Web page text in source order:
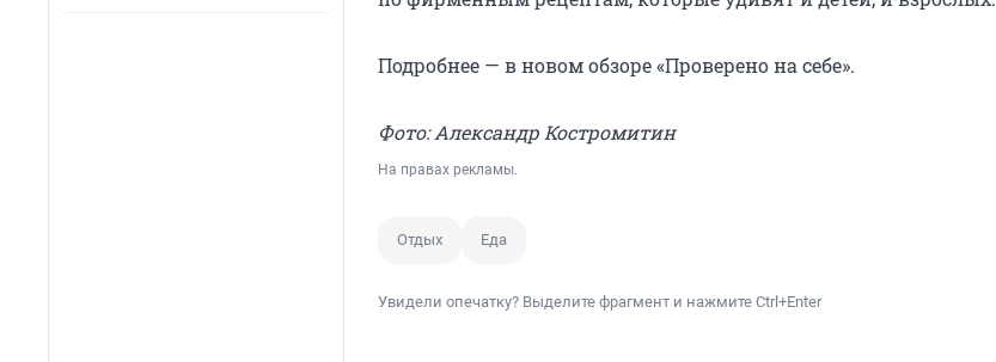
Подробнее — в новом обзоре «Проверено на себе».
Фото: Александр Костромитин
На правах рекламы.
Отдых Еда
Увидели опечатку? Выделите фрагмент и нажмите Ctrl+Enter